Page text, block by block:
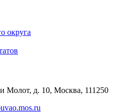
округа
Молот, д. 10, Москва, 111250